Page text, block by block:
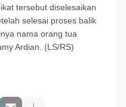
tersebut diselesaikan
selesai proses balik
nama orang tua
Ardian. (LS/RS)